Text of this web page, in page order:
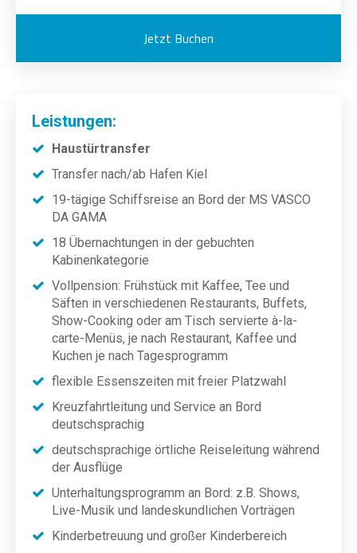
Jetzt Buchen
Leistungen:
Haustürtransfer
Transfer nach/ab Hafen Kiel
19-tägige Schiffsreise an Bord der MS VASCO
DA GAMA
18 Übernachtungen in der gebuchten
Kabinenkategorie
Vollpension: Frühstück mit Kaffee, Tee und
Säften in verschiedenen Restaurants, Buffets,
Show-Cooking oder am Tisch servierte à-la-
carte-Menüs, je nach Restaurant, Kaffee und
Kuchen je nach Tagesprogramm
flexible Essenszeiten mit freier Platzwahl
Kreuzfahrtleitung und Service an Bord
deutschsprachig
deutschsprachige örtliche Reiseleitung während
der Ausflüge
Unterhaltungsprogramm an Bord: z.B. Shows,
Live-Musik und landeskundlichen Vorträgen
Kinderbetreuung und großer Kinderbereich